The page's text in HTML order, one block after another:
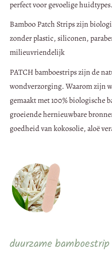
perfect voor gevoelige huidtypes.
Bamboo Patch Strips zijn
zonder plastic, siliconen,
milieuvriendelijk
PATCH bamboestrips zijn de
wondverzorging. Waarom zijn
gemaakt met 100% biologische
groeiende hernieuwbare
goedheid van kokosolie, aloë
duurzamebamboestrip